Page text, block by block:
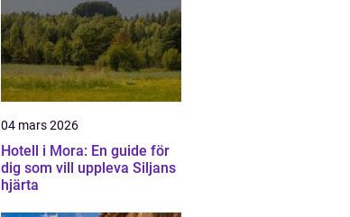
04 mars 2026
Hotell i Mora: En guide för
dig som vill uppleva Siljans
hjärta